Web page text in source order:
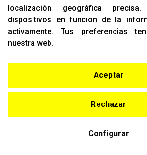
CONTACTO
T. (+34)
www.racing-support.com
© Copyright 2021
localización geográfica precisa.
dispositivos en función de la
activamente.Tus preferencias
nuestra web.
Configurar
Rechazar
Aceptar
Aviso Legal